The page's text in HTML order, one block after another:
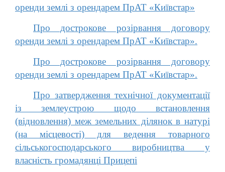
оренди землі з орендарем ПрАТ «Київстар»
Про дострокове розірвання договору
оренди землі з орендарем ПрАТ «Київстар».
Про дострокове розірвання договору
оренди землі з орендарем ПрАТ «Київстар».
Про затвердження технічної документації
із землеустрою щодо встановлення
(відновлення) меж земельних ділянок в натурі
(на місцевості) для ведення товарного
сільськогосподарського виробництва у
власність громадянці Прицепі